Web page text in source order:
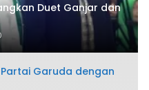
Duet Ganjar dan
Garuda dengan